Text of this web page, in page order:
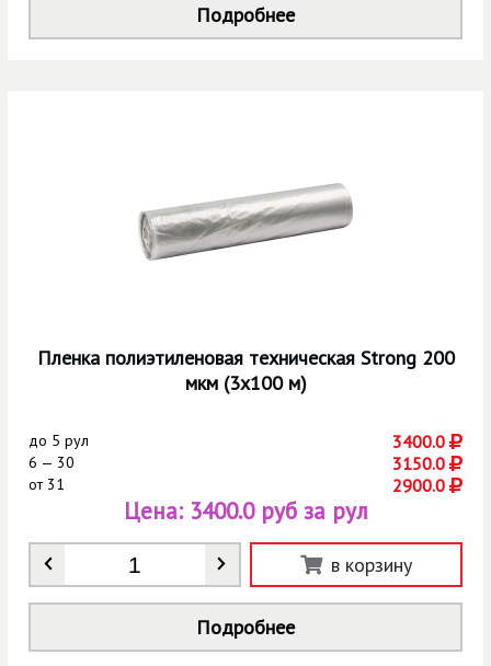
Подробнее
Пленка полиэтиленовая техническая Strong 200
мкм (3х100 м)
до 5 рул 3400.0
6 — 30 3150.0
от31 2900.0
Количество
Цена: 3400.0 руб за рул
в корзину
Подробнее